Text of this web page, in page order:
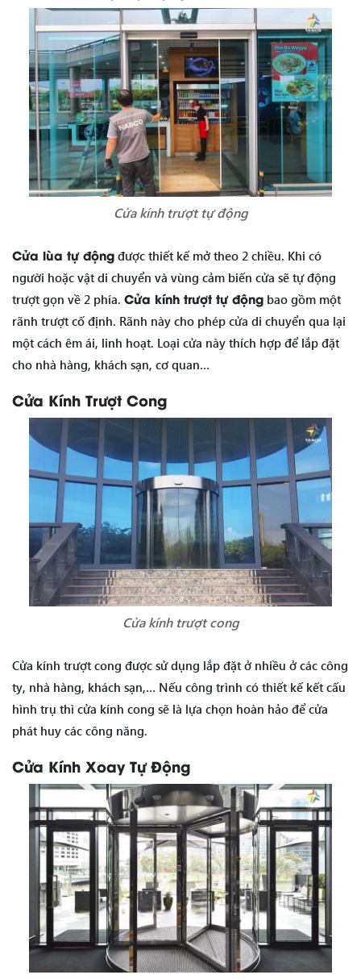
Cửa kính trượt tự động
Cửa lùa tự động được thiết kế mở theo 2 chiều. Khi có
người hoặc vật di chuyển và vùng cảm biến cửa sẽ tự động
trượt gọn về 2 phía. Cửa kính trượt tự động bao gồm một
rãnh trượt cố định. Rãnh này cho phép cửa di chuyển qua lại
một cách êm ái, linh hoạt. Loại cửa này thích hợp để lắp đặt
cho nhà hàng, khách sạn, cơ quan…
Cửa Kính Trượt Cong
Cửa kính trượt cong
Cửa kính trượt cong được sử dụng lắp đặt ở nhiều ở các công
ty, nhà hàng, khách sạn,… Nếu công trình có thiết kế kết cấu
hình trụ thì cửa kính cong sẽ là lựa chọn hoàn hảo để cửa
phát huy các công năng.
Cửa Kính Xoay Tự Động